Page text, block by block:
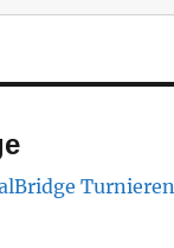
Turnieren